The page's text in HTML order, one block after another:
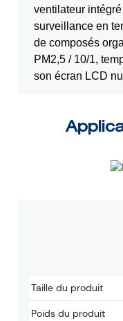
ventilateur
surveillance en
de composés
PM2,5 / 10/1,
son écran LCD
Taille du produit
Poids du produit